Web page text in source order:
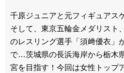
千原ジュニアと元フィギュアス
そして、東京五輪金メダリスト
のレスリング選手「須﨑優衣」
で…茨城県の長浜海岸から栃木
宮を目指す！今回は女性トップ